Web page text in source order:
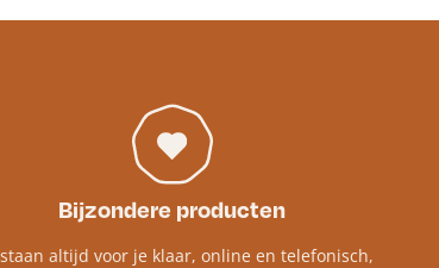
Bijzondere producten
altijd voor je klaar, online en telefonisch,